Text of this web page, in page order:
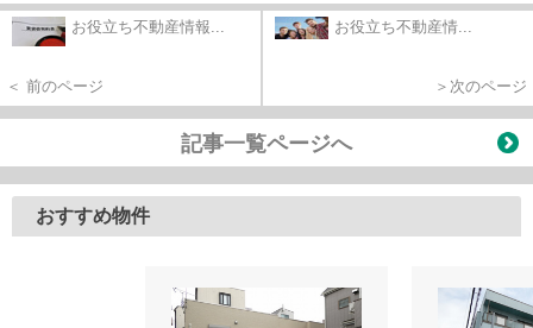
お役立ち不動産情報...
＜ 前のページ
お役立ち不動産情...
＞次のページ
記事一覧ページへ
おすすめ物件